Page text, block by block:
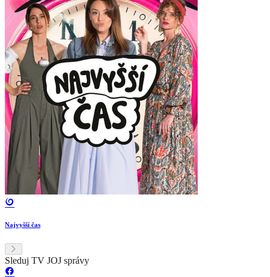
Najvyšší čas
Sleduj TV JOJ správy